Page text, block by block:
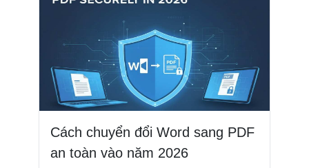
Cách chuyển đổi Word sang PDF
an toàn vào năm 2026